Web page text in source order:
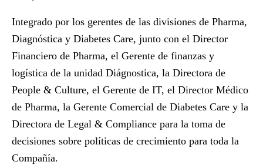
Integrado por los gerentes de las divisiones de Pharma,
Diagnóstica y Diabetes Care, junto con el Director
Financiero de Pharma, el Gerente de finanzas y
logística de la unidad Diágnostica, la Directora de
People & Culture, el Gerente de IT, el Director Médico
de Pharma, la Gerente Comercial de Diabetes Care y la
Directora de Legal & Compliance para la toma de
decisiones sobre políticas de crecimiento para toda la
Compañía.